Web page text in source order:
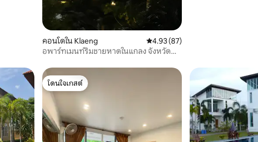
คอนโดใน Klaeng คะแนนเฉลี่ย 4.93 จาก 5, 87 รีวิว
4.93 (87)
อพาร์ทเมนท์ริมชายหาดในแกลง จังหวัด
โดนใจเกสต์
โดนใจเกสต์